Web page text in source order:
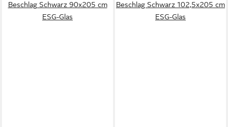
Beschlag Schwarz 90x205 cm
ESG-Glas
Beschlag Schwarz 102,5x205 cm
ESG-Glas